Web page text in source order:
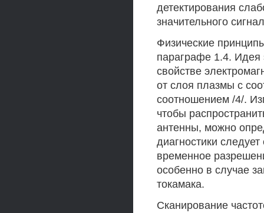
детектирования
значительного
Физические
параграфе 1.4. Идея
свойстве
от слоя плазмы с
соотношением /4/.
чтобы
антенны, можно
диагностики
временное
особенно в случае
токамака.
Сканирование